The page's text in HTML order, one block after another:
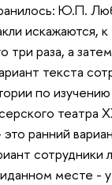
Ю.П.
искажаются,
три раза, а
текста
по
театра
ранний
сотрудники
месте -